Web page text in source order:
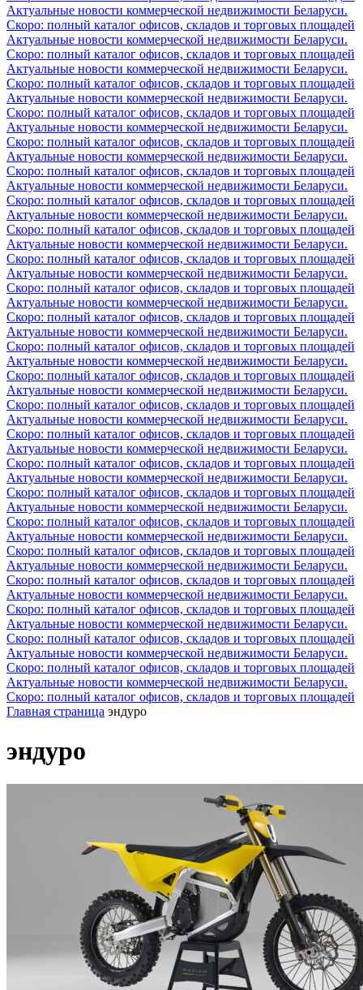
Актуальные новости коммерческой недвижимости Беларуси.
Скоро: полный каталог офисов, складов и торговых площадей
Актуальные новости коммерческой недвижимости Беларуси.
Скоро: полный каталог офисов, складов и торговых площадей
Актуальные новости коммерческой недвижимости Беларуси.
Скоро: полный каталог офисов, складов и торговых площадей
Актуальные новости коммерческой недвижимости Беларуси.
Скоро: полный каталог офисов, складов и торговых площадей
Актуальные новости коммерческой недвижимости Беларуси.
Скоро: полный каталог офисов, складов и торговых площадей
Актуальные новости коммерческой недвижимости Беларуси.
Скоро: полный каталог офисов, складов и торговых площадей
Актуальные новости коммерческой недвижимости Беларуси.
Скоро: полный каталог офисов, складов и торговых площадей
Актуальные новости коммерческой недвижимости Беларуси.
Скоро: полный каталог офисов, складов и торговых площадей
Актуальные новости коммерческой недвижимости Беларуси.
Скоро: полный каталог офисов, складов и торговых площадей
Актуальные новости коммерческой недвижимости Беларуси.
Скоро: полный каталог офисов, складов и торговых площадей
Актуальные новости коммерческой недвижимости Беларуси.
Скоро: полный каталог офисов, складов и торговых площадей
Актуальные новости коммерческой недвижимости Беларуси.
Скоро: полный каталог офисов, складов и торговых площадей
Актуальные новости коммерческой недвижимости Беларуси.
Скоро: полный каталог офисов, складов и торговых площадей
Актуальные новости коммерческой недвижимости Беларуси.
Скоро: полный каталог офисов, складов и торговых площадей
Актуальные новости коммерческой недвижимости Беларуси.
Скоро: полный каталог офисов, складов и торговых площадей
Актуальные новости коммерческой недвижимости Беларуси.
Скоро: полный каталог офисов, складов и торговых площадей
Актуальные новости коммерческой недвижимости Беларуси.
Скоро: полный каталог офисов, складов и торговых площадей
Актуальные новости коммерческой недвижимости Беларуси.
Скоро: полный каталог офисов, складов и торговых площадей
Актуальные новости коммерческой недвижимости Беларуси.
Скоро: полный каталог офисов, складов и торговых площадей
Актуальные новости коммерческой недвижимости Беларуси.
Скоро: полный каталог офисов, складов и торговых площадей
Актуальные новости коммерческой недвижимости Беларуси.
Скоро: полный каталог офисов, складов и торговых площадей
Актуальные новости коммерческой недвижимости Беларуси.
Скоро: полный каталог офисов, складов и торговых площадей
Актуальные новости коммерческой недвижимости Беларуси.
Скоро: полный каталог офисов, складов и торговых площадей
Актуальные новости коммерческой недвижимости Беларуси.
Скоро: полный каталог офисов, складов и торговых площадей
Главная страница эндуро
эндуро